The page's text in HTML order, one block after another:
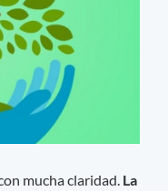
mucha claridad. La